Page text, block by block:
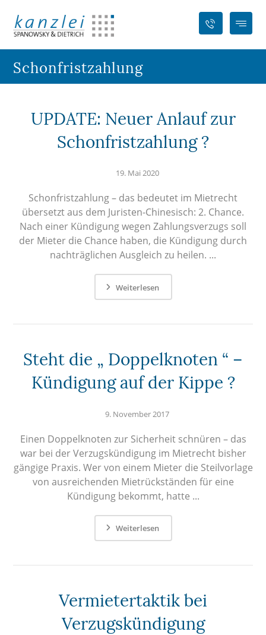
Schonfristzahlung
UPDATE: Neuer Anlauf zur
Schonfristzahlung ?
19. Mai 2020
Schonfristzahlung – das bedeutet im Mietrecht
übersetzt aus dem Juristen-Chinesisch: 2. Chance.
Nach einer Kündigung wegen Zahlungsverzugs soll
der Mieter die Chance haben, die Kündigung durch
nachträglichen Ausgleich zu heilen. ...
Weiterlesen
Steht die „ Doppelknoten “ –
Kündigung auf der Kippe ?
9. November 2017
Einen Doppelknoten zur Sicherheit schnüren – das
war bei der Verzugskündigung im Mietrecht bisher
gängige Praxis. Wer von einem Mieter die Steilvorlage
von ausreichenden Mietrückständen für eine
Kündigung bekommt, hatte ...
Weiterlesen
Vermietertaktik bei
Verzugskündigung